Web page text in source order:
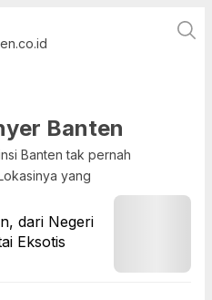
Banten Terbaru
Banten
Banten tak pernah
yang
dari Negeri
Eksotis